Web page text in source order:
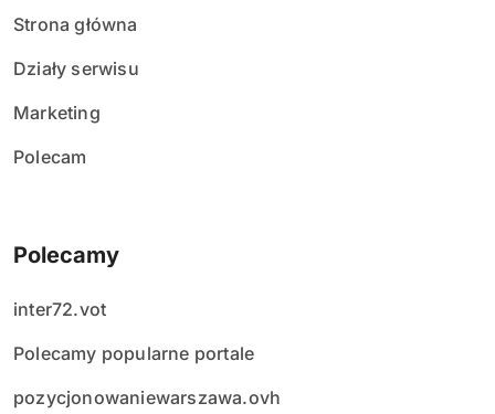
Strona główna
Działy serwisu
Marketing
Polecam
Polecamy
inter72.vot
Polecamy popularne portale
pozycjonowaniewarszawa.ovh